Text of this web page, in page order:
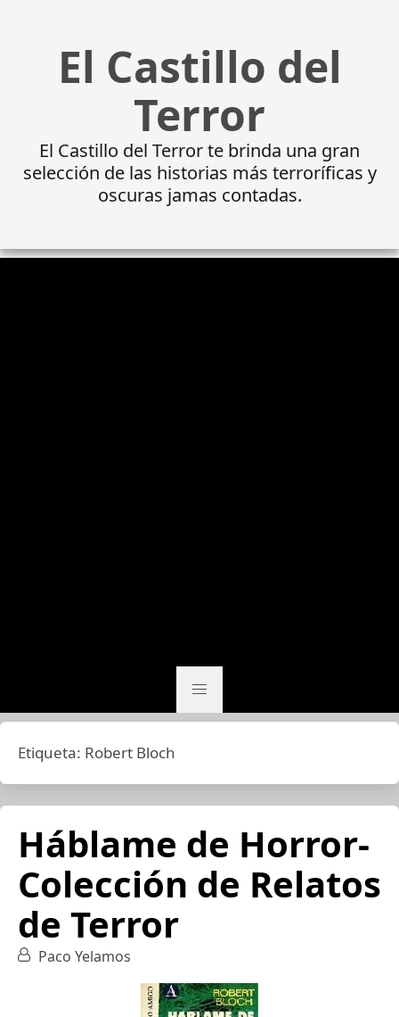
El Castillo del
Terror
El Castillo del Terror te brinda una gran
selección de las historias más terroríficas y
oscuras jamas contadas.
Etiqueta: Robert Bloch
Háblame de Horror-
Colección de Relatos
de Terror
Paco Yelamos